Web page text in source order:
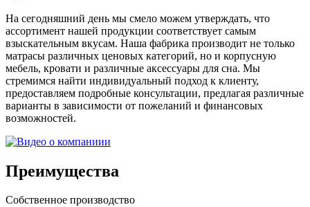
На сегодняшний день мы смело можем утверждать, что
ассортимент нашей продукции соответствует самым
взыскательным вкусам. Наша фабрика производит не только
матрасы различных ценовых категорий, но и корпусную
мебель, кровати и различные аксессуары для сна. Мы
стремимся найти индивидуальный подход к клиенту,
предоставляем подробные консультации, предлагая различные
варианты в зависимости от пожеланий и финансовых
возможностей.
Преимущества
Собственное производство